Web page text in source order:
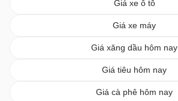
Giá xe ô tô
Giá xe máy
Giá xăng dầu hôm nay
Giá tiêu hôm nay
Giá cà phê hôm nay